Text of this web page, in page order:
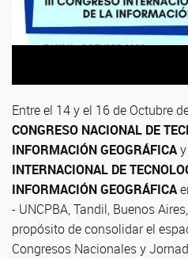
Entre el 14 y el 16 de Octubre
CONGRESO NACIONAL DE
INFORMACIÓN GEOGRÁFICA
INTERNACIONAL DE
INFORMACIÓN GEOGRÁFICA
- UNCPBA, Tandil, Buenos
propósito de consolidar el
Congresos Nacionales y